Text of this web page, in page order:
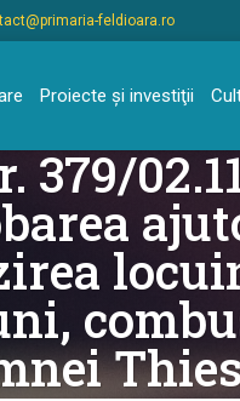
feldioara.ro
Proiecte şi investiţii
379/